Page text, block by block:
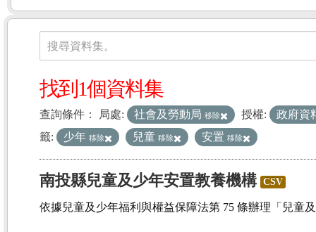
資料集
搜尋資料集。
找到1個資料集
查詢條件： 局處: 社會及勞動局 移除 授權:
政府資
籤:
少年 移除 兒童 移除 安置 移除
南投縣兒童及少年安置教養機構 CSV
依據兒童及少年福利與權益保障法第 75 條辦理「兒童